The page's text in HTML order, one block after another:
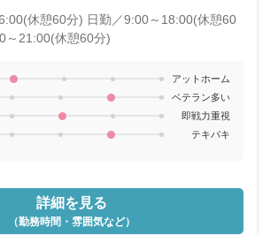
休憩60分) 日勤／9:00～18:00(休憩60
～21:00(休憩60分)
アットホーム
ベテラン多い
即戦力重視
テキパキ
詳細を見る
（勤務時間・雰囲気など）